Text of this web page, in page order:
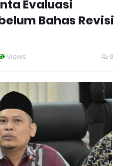
Evaluasi
Bahas Revisi
Views 0